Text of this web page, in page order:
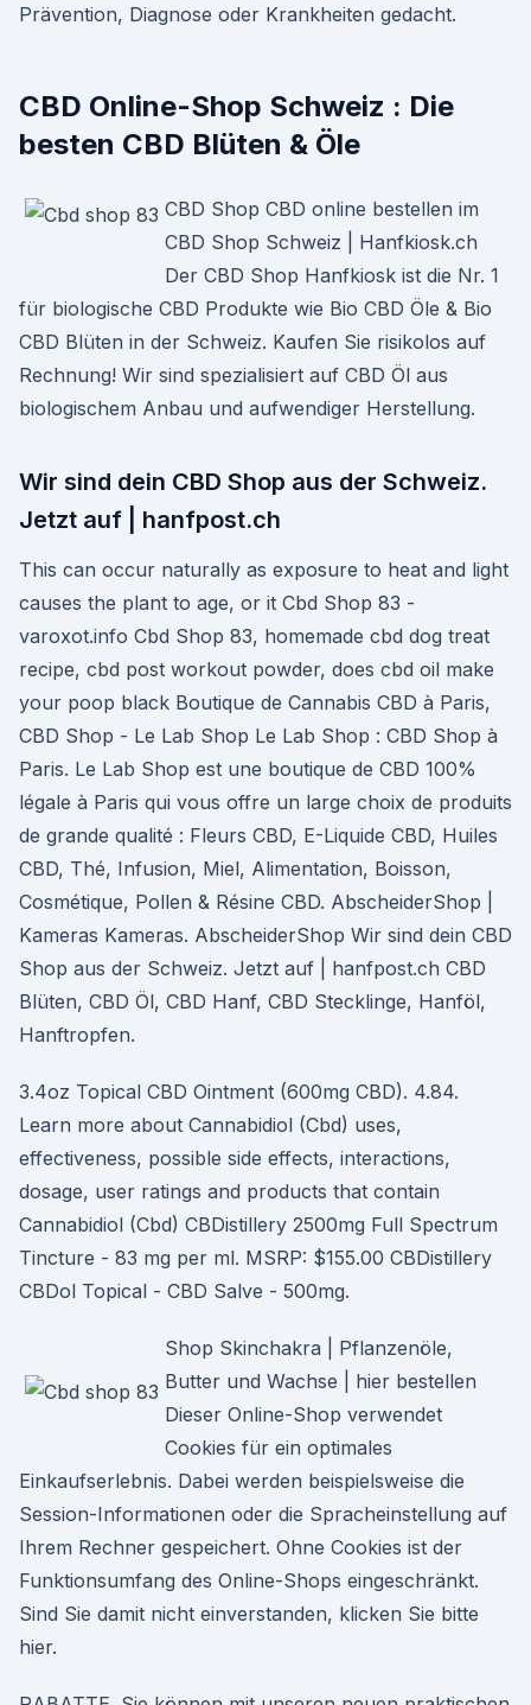
Prävention, Diagnose oder Krankheiten gedacht.
CBD Online-Shop Schweiz : Die
besten CBD Blüten & Öle
CBD Shop CBD online bestellen im
CBD Shop Schweiz | Hanfkiosk.ch
Der CBD Shop Hanfkiosk ist die Nr. 1
für biologische CBD Produkte wie Bio CBD Öle & Bio
CBD Blüten in der Schweiz. Kaufen Sie risikolos auf
Rechnung! Wir sind spezialisiert auf CBD Öl aus
biologischem Anbau und aufwendiger Herstellung.
Wir sind dein CBD Shop aus der Schweiz.
Jetzt auf | hanfpost.ch
This can occur naturally as exposure to heat and light
causes the plant to age, or it Cbd Shop 83 -
varoxot.info Cbd Shop 83, homemade cbd dog treat
recipe, cbd post workout powder, does cbd oil make
your poop black Boutique de Cannabis CBD à Paris,
CBD Shop - Le Lab Shop Le Lab Shop : CBD Shop à
Paris. Le Lab Shop est une boutique de CBD 100%
légale à Paris qui vous offre un large choix de produits
de grande qualité : Fleurs CBD, E-Liquide CBD, Huiles
CBD, Thé, Infusion, Miel, Alimentation, Boisson,
Cosmétique, Pollen & Résine CBD. AbscheiderShop |
Kameras Kameras. AbscheiderShop Wir sind dein CBD
Shop aus der Schweiz. Jetzt auf | hanfpost.ch CBD
Blüten, CBD Öl, CBD Hanf, CBD Stecklinge, Hanföl,
Hanftropfen.
3.4oz Topical CBD Ointment (600mg CBD). 4.84.
Learn more about Cannabidiol (Cbd) uses,
effectiveness, possible side effects, interactions,
dosage, user ratings and products that contain
Cannabidiol (Cbd) CBDistillery 2500mg Full Spectrum
Tincture - 83 mg per ml. MSRP: $155.00 CBDistillery
CBDol Topical - CBD Salve - 500mg.
Shop Skinchakra | Pflanzenöle,
Butter und Wachse | hier bestellen
Dieser Online-Shop verwendet
Cookies für ein optimales
Einkaufserlebnis. Dabei werden beispielsweise die
Session-Informationen oder die Spracheinstellung auf
Ihrem Rechner gespeichert. Ohne Cookies ist der
Funktionsumfang des Online-Shops eingeschränkt.
Sind Sie damit nicht einverstanden, klicken Sie bitte
hier.